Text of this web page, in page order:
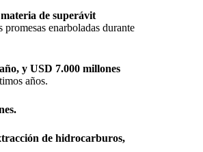
de superávit
promesas enarboladas durante
y USD 7.000 millones
años.
de hidrocarburos,